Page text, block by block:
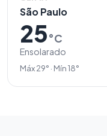
São Paulo
25°C
Ensolarado
Máx 29° · Mín 18°